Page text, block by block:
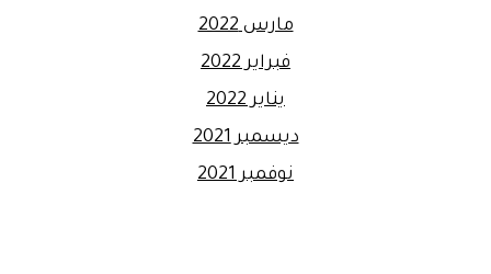
مارس 2022
فبراير 2022
يناير 2022
ديسمبر 2021
نوفمبر 2021